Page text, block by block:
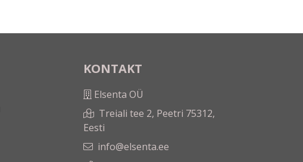
KONTAKT
Elsenta OÜ
Treiali tee 2, Peetri 75312,
Eesti
info@elsenta.ee